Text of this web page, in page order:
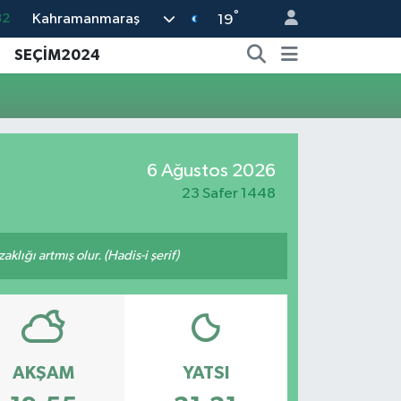
Kahramanmaraş 19°
SEÇİM2024
6 Ağustos 2026
23 Safer 1448
artmış olur. (Hadis-i şerif)
AKŞAM YATSI